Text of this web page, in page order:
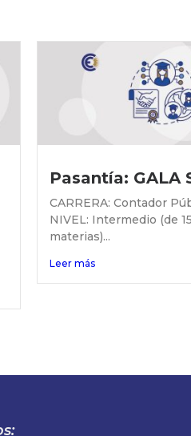
Pasantía: GALA
CARRERA: Contador
NIVEL: Intermedio (de
materias)...
Leer más